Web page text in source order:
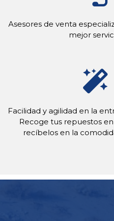
Asesores de venta
mejor
Facilidad y agilidad en la
Recoge tus repuestos
recíbelos en la